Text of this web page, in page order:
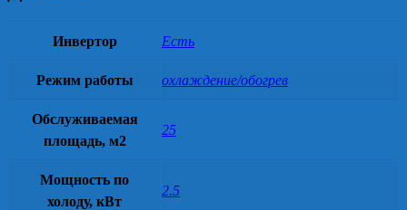
Инвертор Есть
Режим работы охлаждение/обогрев
Обслуживаемая
площадь, м2
25
Мощность по
холоду, кВт
2.5